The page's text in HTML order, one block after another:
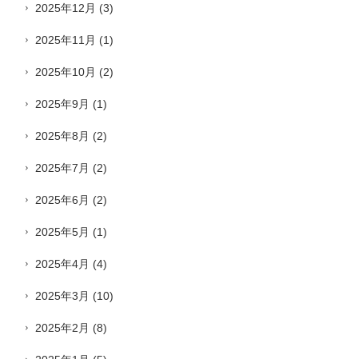
2025年12月 (3)
2025年11月 (1)
2025年10月 (2)
2025年9月 (1)
2025年8月 (2)
2025年7月 (2)
2025年6月 (2)
2025年5月 (1)
2025年4月 (4)
2025年3月 (10)
2025年2月 (8)